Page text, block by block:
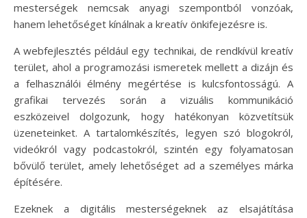
mesterségek nemcsak anyagi szempontból vonzóak,
hanem lehetőséget kínálnak a kreatív önkifejezésre is.
A webfejlesztés például egy technikai, de rendkívül kreatív
terület, ahol a programozási ismeretek mellett a dizájn és
a felhasználói élmény megértése is kulcsfontosságú. A
grafikai tervezés során a vizuális kommunikáció
eszközeivel dolgozunk, hogy hatékonyan közvetítsük
üzeneteinket. A tartalomkészítés, legyen szó blogokról,
videókról vagy podcastokról, szintén egy folyamatosan
bővülő terület, amely lehetőséget ad a személyes márka
építésére.
Ezeknek a digitális mesterségeknek az elsajátítása